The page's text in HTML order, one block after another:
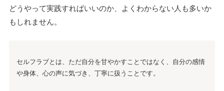
どうやって実践すればいいのか、よくわからない人も多いか
もしれません。
セルフラブとは、ただ自分を甘やかすことではなく、自分の感情
や身体、心の声に気づき、丁寧に扱うことです。